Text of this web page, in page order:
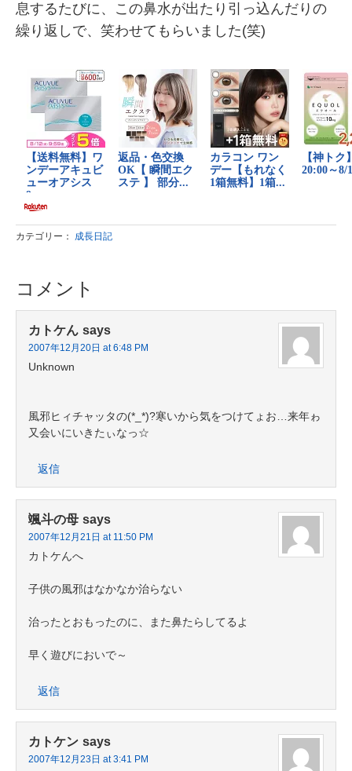
息するたびに、この鼻水が出たり引っ込んだりの
繰り返しで、笑わせてもらいました(笑)
カテゴリー： 成長日記
コメント
カトケん says
2007年12月20日 at 6:48 PM
Unknown
風邪ヒィチャッタの(*_*)?寒いから気をつけてょお…来年ゎ
又会いにいきたぃなっ☆
返信
颯斗の母 says
2007年12月21日 at 11:50 PM
カトケんへ
子供の風邪はなかなか治らない
治ったとおもったのに、また鼻たらしてるよ
早く遊びにおいで～
返信
カトケン says
2007年12月23日 at 3:41 PM